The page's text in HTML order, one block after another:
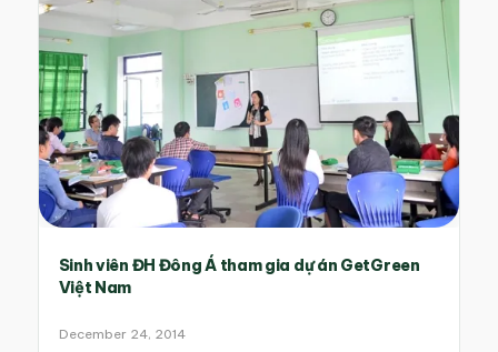
Sinh viên ĐH Đông Á tham gia dự án GetGreen
Việt Nam
December 24, 2014